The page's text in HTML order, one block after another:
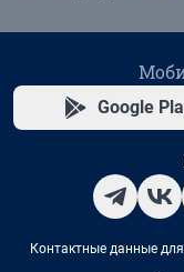
Google
Контактные данные